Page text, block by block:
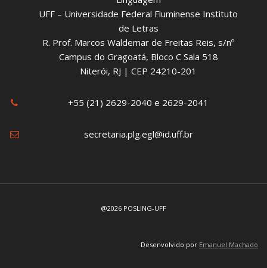
UFF – Universidade Federal Fluminense Instituto
de Letras
R. Prof. Marcos Waldemar de Freitas Reis, s/nº
Campus do Gragoatá, Bloco C Sala 518
Niterói, RJ | CEP 24210-201
+55 (21) 2629-2040 e 2629-2041
secretaria.plg.egl@id.uff.br
@2026 POSLING-UFF
Desenvolvido por Emanuel Machado